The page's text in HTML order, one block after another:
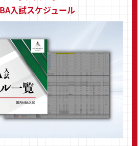
入試スケジュール